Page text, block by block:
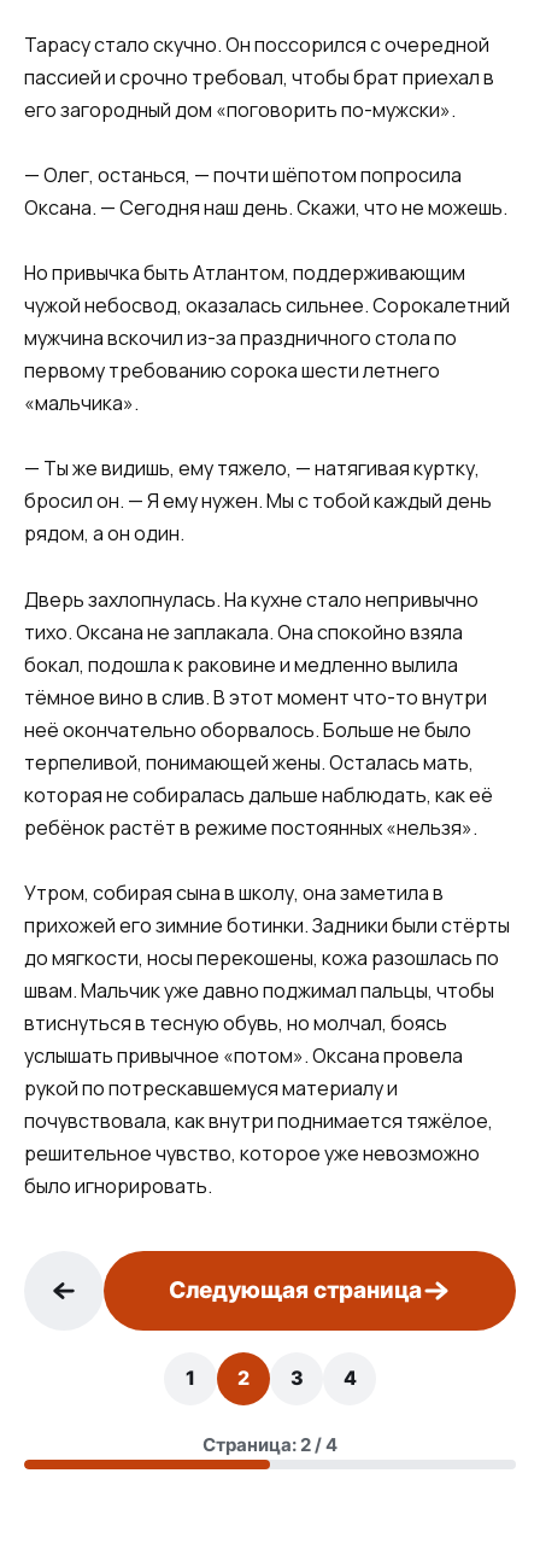
Тарасу стало скучно. Он поссорился с очередной
пассией и срочно требовал, чтобы брат приехал в
его загородный дом «поговорить по-мужски».
— Олег, останься, — почти шёпотом попросила
Оксана. — Сегодня наш день. Скажи, что не можешь.
Но привычка быть Атлантом, поддерживающим
чужой небосвод, оказалась сильнее. Сорокалетний
мужчина вскочил из-за праздничного стола по
первому требованию сорока шести летнего
«мальчика».
— Ты же видишь, ему тяжело, — натягивая куртку,
бросил он. — Я ему нужен. Мы с тобой каждый день
рядом, а он один.
Дверь захлопнулась. На кухне стало непривычно
тихо. Оксана не заплакала. Она спокойно взяла
бокал, подошла к раковине и медленно вылила
тёмное вино в слив. В этот момент что-то внутри
неё окончательно оборвалось. Больше не было
терпеливой, понимающей жены. Осталась мать,
которая не собиралась дальше наблюдать, как её
ребёнок растёт в режиме постоянных «нельзя».
Утром, собирая сына в школу, она заметила в
прихожей его зимние ботинки. Задники были стёрты
до мягкости, носы перекошены, кожа разошлась по
швам. Мальчик уже давно поджимал пальцы, чтобы
втиснуться в тесную обувь, но молчал, боясь
услышать привычное «потом». Оксана провела
рукой по потрескавшемуся материалу и
почувствовала, как внутри поднимается тяжёлое,
решительное чувство, которое уже невозможно
было игнорировать.
Следующая страница
1 2 3 4
Страница: 2 / 4